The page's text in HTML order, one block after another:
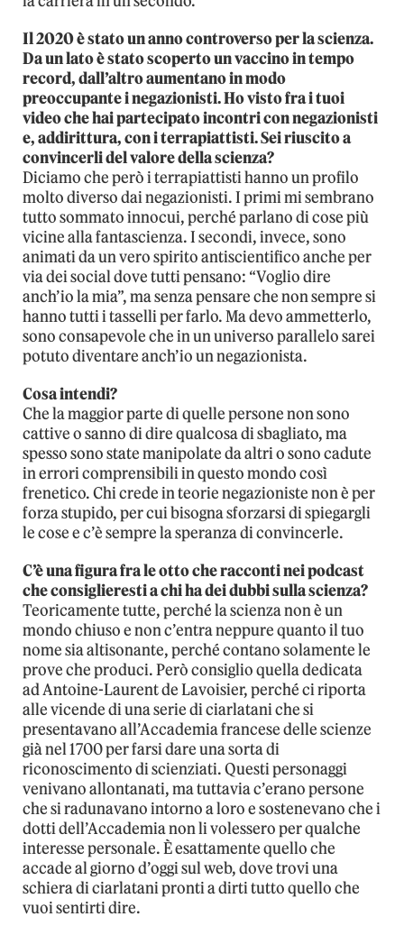
Il 2020 è stato un anno controverso per la scienza.
Da un lato è stato scoperto un vaccino in tempo
record, dall’altro aumentano in modo
preoccupante i negazionisti. Ho visto fra i tuoi
video che hai partecipato incontri con negazionisti
e, addirittura, con i terrapiattisti. Sei riuscito a
convincerli del valore della scienza?
Diciamo che però i terrapiattisti hanno un profilo
molto diverso dai negazionisti. I primi mi sembrano
tutto sommato innocui, perché parlano di cose più
vicine alla fantascienza. I secondi, invece, sono
animati da un vero spirito antiscientifico anche per
via dei social dove tutti pensano: “Voglio dire
anch’io la mia”, ma senza pensare che non sempre si
hanno tutti i tasselli per farlo. Ma devo ammetterlo,
sono consapevole che in un universo parallelo sarei
potuto diventare anch’io un negazionista.
Cosa intendi?
Che la maggior parte di quelle persone non sono
cattive o sanno di dire qualcosa di sbagliato, ma
spesso sono state manipolate da altri o sono cadute
in errori comprensibili in questo mondo così
frenetico. Chi crede in teorie negazioniste non è per
forza stupido, per cui bisogna sforzarsi di spiegargli
le cose e c’è sempre la speranza di convincerle.
C’è una figura fra le otto che racconti nei podcast
che consiglieresti a chi ha dei dubbi sulla scienza?
Teoricamente tutte, perché la scienza non è un
mondo chiuso e non c’entra neppure quanto il tuo
nome sia altisonante, perché contano solamente le
prove che produci. Però consiglio quella dedicata
ad Antoine-Laurent de Lavoisier, perché ci riporta
alle vicende di una serie di ciarlatani che si
presentavano all’Accademia francese delle scienze
già nel 1700 per farsi dare una sorta di
riconoscimento di scienziati. Questi personaggi
venivano allontanati, ma tuttavia c’erano persone
che si radunavano intorno a loro e sostenevano che i
dotti dell’Accademia non li volessero per qualche
interesse personale. È esattamente quello che
accade al giorno d’oggi sul web, dove trovi una
schiera di ciarlatani pronti a dirti tutto quello che
vuoi sentirti dire.